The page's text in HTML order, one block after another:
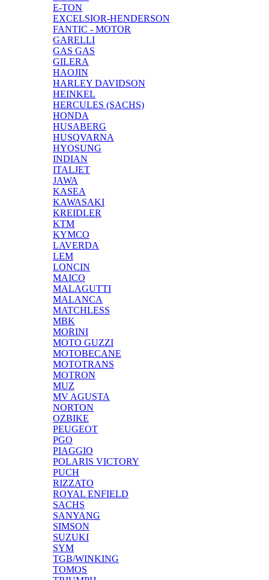
E-TON
EXCELSIOR-HENDERSON
FANTIC - MOTOR
GARELLI
GAS GAS
GILERA
HAOJIN
HARLEY DAVIDSON
HEINKEL
HERCULES (SACHS)
HONDA
HUSABERG
HUSQVARNA
HYOSUNG
INDIAN
ITALJET
JAWA
KASEA
KAWASAKI
KREIDLER
KTM
KYMCO
LAVERDA
LEM
LONCIN
MAICO
MALAGUTTI
MALANCA
MATCHLESS
MBK
MORINI
MOTO GUZZI
MOTOBECANE
MOTOTRANS
MOTRON
MUZ
MV AGUSTA
NORTON
OZBIKE
PEUGEOT
PGO
PIAGGIO
POLARIS VICTORY
PUCH
RIZZATO
ROYAL ENFIELD
SACHS
SANYANG
SIMSON
SUZUKI
SYM
TGB/WINKING
TOMOS